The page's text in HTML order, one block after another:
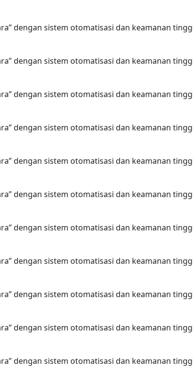
dengan sistem otomatisasi dan keamanan
dengan sistem otomatisasi dan keamanan
dengan sistem otomatisasi dan keamanan
dengan sistem otomatisasi dan keamanan
dengan sistem otomatisasi dan keamanan
dengan sistem otomatisasi dan keamanan
dengan sistem otomatisasi dan keamanan
dengan sistem otomatisasi dan keamanan
dengan sistem otomatisasi dan keamanan
dengan sistem otomatisasi dan keamanan
dengan sistem otomatisasi dan keamanan